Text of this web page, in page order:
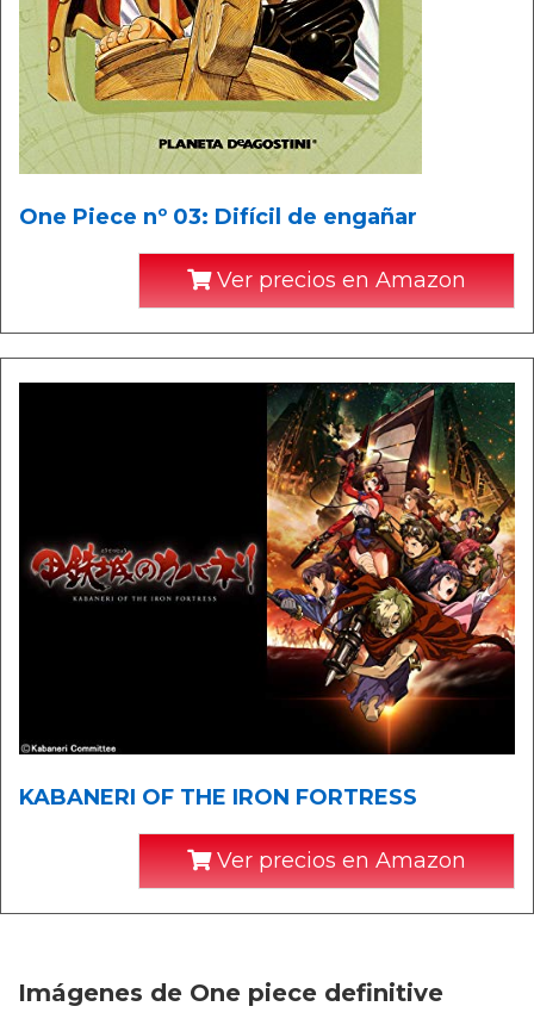
One Piece nº 03: Difícil de engañar
Ver precios en Amazon
KABANERI OF THE IRON FORTRESS
Ver precios en Amazon
Imágenes de One piece definitive